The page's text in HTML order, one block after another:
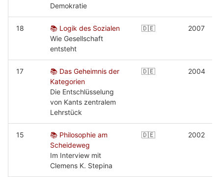
Demokratie
18
📚 Logik des Sozialen
Wie Gesellschaft
entsteht
🇩🇪 2007
17
📚 Das Geheimnis der
Kategorien
Die Entschlüsselung
von Kants zentralem
Lehrstück
🇩🇪 2004
15
📚 Philosophie am
Scheideweg
Im Interview mit
Clemens K. Stepina
🇩🇪 2002